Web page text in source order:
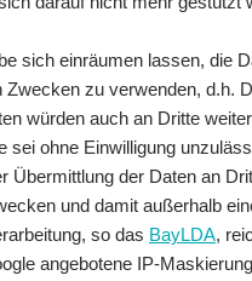
sich einräumen lassen, die
Zwecken zu verwenden, d.h.
würden auch an Dritte
sei ohne Einwilligung
Übermittlung der Daten an
und damit außerhalb
so das BayLDA,
angebotene IP-